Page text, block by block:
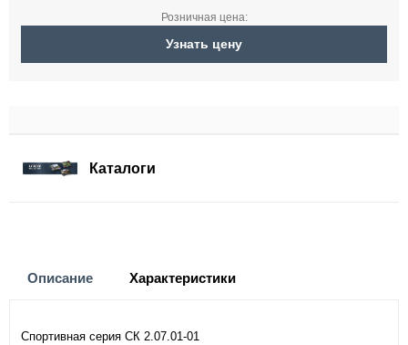
Розничная цена:
Узнать цену
Каталоги
Описание Характеристики
Спортивная серия СК 2.07.01-01